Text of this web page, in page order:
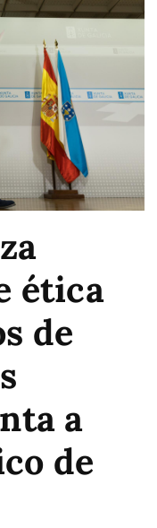
ética
de
a
de